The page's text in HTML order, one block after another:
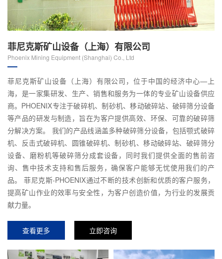
菲尼克斯矿山设备（上海）有限公司
Phoenix Mining Equipment (Shanghai) Co., Ltd
菲尼克斯矿山设备（上海）有限公司，位于中国的经济中心—上
海，是一家集研发、生产、销售和服务为一体的专业矿山设备供应
商。PHOENIX专注于破碎机、制砂机、移动破碎站、破碎筛分设备
等产品的研发与制造，旨在为客户提供高效、环保、可靠的破碎筛
分解决方案。 我们的产品线涵盖多种破碎筛分设备，包括颚式破碎
机、反击式破碎机、圆锥破碎机、制砂机、移动破碎站、破碎筛分
设备、磨粉机等破碎筛分成套设备，同时我们提供全面的售前咨
询、售中技术支持和售后服务，确保客户能够无忧使用我们的产
品。 菲尼克斯-PHOENIX通过不断的技术创新和优质的客户服务，
提高矿山作业的效率与安全性，为客户创造价值，为行业的发展贡
献力量。
查看更多 立即咨询